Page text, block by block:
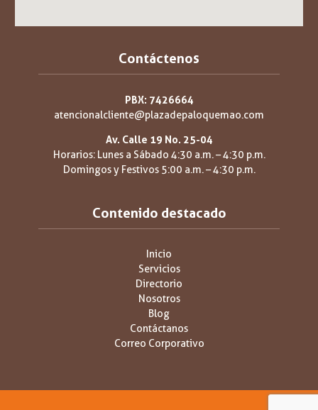
Contáctenos
PBX: 7426664
atencionalcliente@plazadepaloquemao.com
Av. Calle 19 No. 25-04
Horarios: Lunes a Sábado 4:30 a.m. – 4:30 p.m.
Domingos y Festivos 5:00 a.m. – 4:30 p.m.
Contenido destacado
Inicio
Servicios
Directorio
Nosotros
Blog
Contáctanos
Correo Corporativo